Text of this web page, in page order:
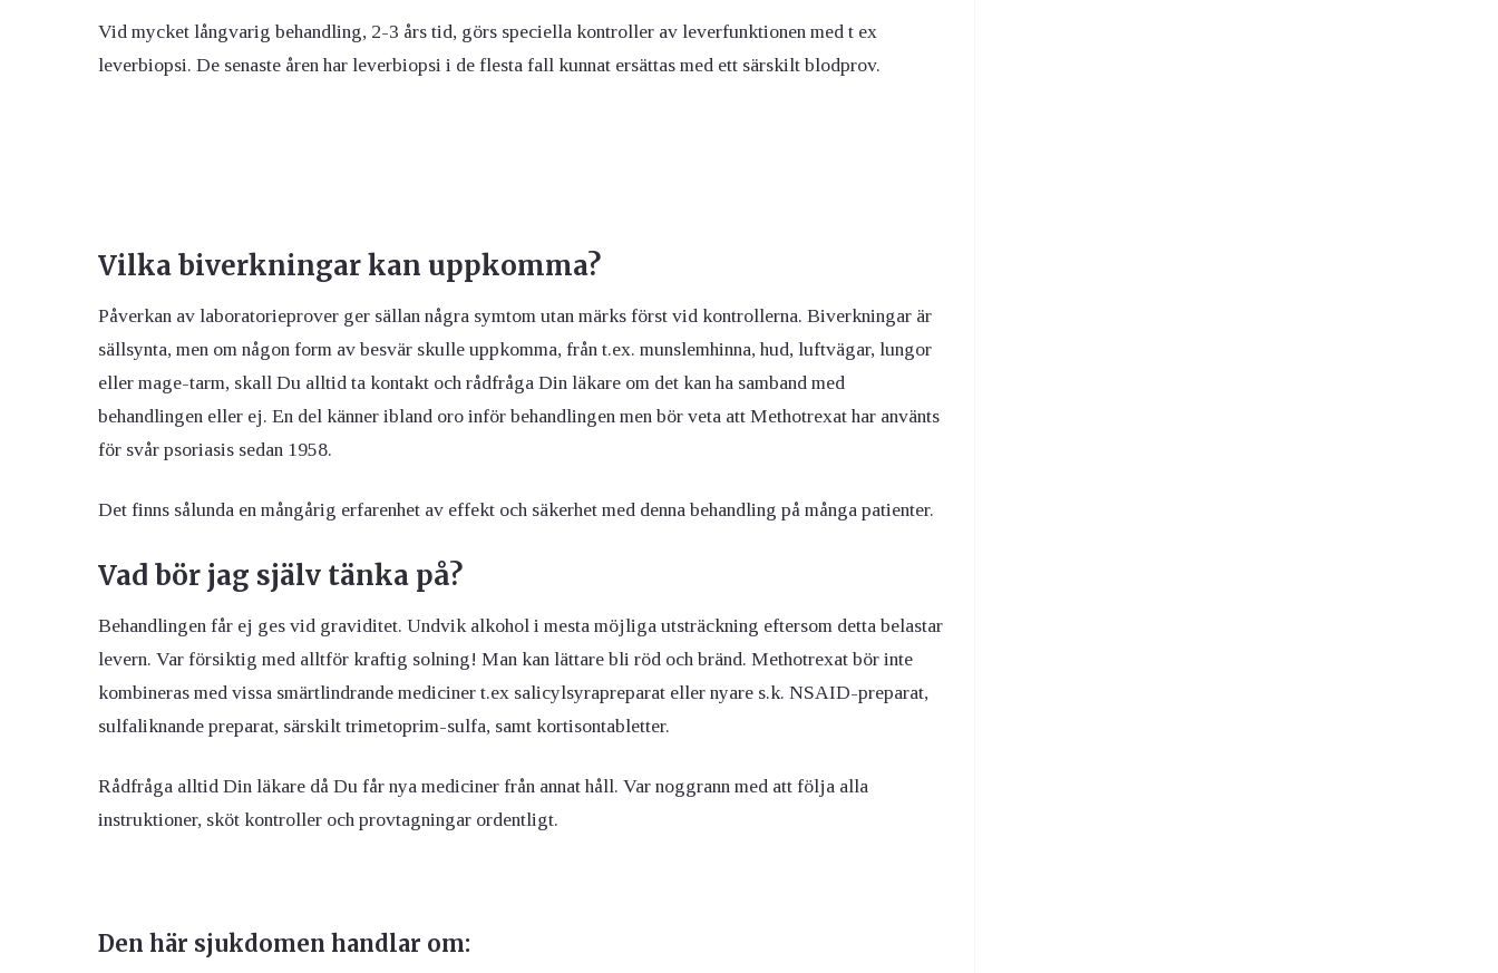
Vid mycket långvarig behandling, 2-3 års tid, görs speciella kontroller av leverfunktionen med t ex
leverbiopsi. De senaste åren har leverbiopsi i de flesta fall kunnat ersättas med ett särskilt blodprov.
Vilka biverkningar kan uppkomma?
Påverkan av laboratorieprover ger sällan några symtom utan märks först vid kontrollerna. Biverkningar är
sällsynta, men om någon form av besvär skulle uppkomma, från t.ex. munslemhinna, hud, luftvägar, lungor
eller mage-tarm, skall Du alltid ta kontakt och rådfråga Din läkare om det kan ha samband med
behandlingen eller ej. En del känner ibland oro inför behandlingen men bör veta att Methotrexat har använts
för svår psoriasis sedan 1958.
Det finns sålunda en mångårig erfarenhet av effekt och säkerhet med denna behandling på många patienter.
Vad bör jag själv tänka på?
Behandlingen får ej ges vid graviditet. Undvik alkohol i mesta möjliga utsträckning eftersom detta belastar
levern. Var försiktig med alltför kraftig solning! Man kan lättare bli röd och bränd. Methotrexat bör inte
kombineras med vissa smärtlindrande mediciner t.ex salicylsyrapreparat eller nyare s.k. NSAID-preparat,
sulfaliknande preparat, särskilt trimetoprim-sulfa, samt kortisontabletter.
Rådfråga alltid Din läkare då Du får nya mediciner från annat håll. Var noggrann med att följa alla
instruktioner, sköt kontroller och provtagningar ordentligt.
Den här sjukdomen handlar om: